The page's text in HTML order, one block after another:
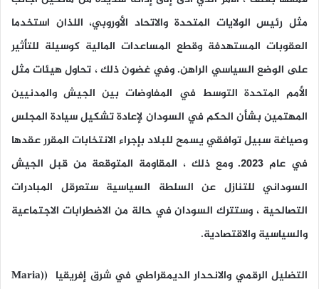
مثل رئيس الولايات المتحدة والاتحاد الأوروبي، اللذان استخدما
العقوبات المستهدفة وقطع المساعدات المالية كوسيلة للتأثير
على الوضع السياسي الراهن. وفي غضون ذلك ، تحاول هيئات مثل
الأمم المتحدة التوسط في المفاوضات بين الجيش والمدنيين
المهتمين بشأن الحكم في السودان لإعادة تشكيل سيادة المجلس
وصياغة سبيل توافقي يسمح للبلاد بإجراء الانتخابات المقرر عقدها
في عام 2023. ومع ذلك ، المقاومة المتوقعة من قبل الجيش
السوداني للتنازل عن السلطة السياسية ستعرقل المبادرات
التصالحية ، وستترك السودان في حالة من الاضطرابات الاجتماعية
والسياسية والاقتصادية.
التضليل الرقمي والانحدار الديمقراطي في شرق إفريقيا ((Maria